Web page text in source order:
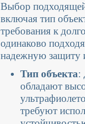
Выбор
включая тип
требования к
одинаково
надежную защиту
Тип объекта:
обладают
требуют